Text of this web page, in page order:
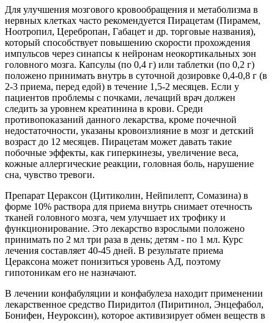
Для улучшения мозгового кровообращения и метаболизма в
нервных клетках часто рекомендуется Пирацетам (Пирамем,
Ноотропил, Церебропан, Габацет и др. торговые названия),
который способствует повышению скорости прохождения
импульсов через синапсы к нейронам неокортикальных зон
головного мозга. Капсулы (по 0,4 г) или таблетки (по 0,2 г)
положено принимать внутрь в суточной дозировке 0,4-0,8 г (в
2-3 приема, перед едой) в течение 1,5-2 месяцев. Если у
пациентов проблемы с почками, лечащий врач должен
следить за уровнем креатинина в крови. Среди
противопоказаний данного лекарства, кроме почечной
недостаточности, указаны кровоизлияние в мозг и детский
возраст до 12 месяцев. Пирацетам может давать такие
побочные эффекты, как гиперкинезы, увеличение веса,
кожные аллергические реакции, головная боль, нарушение
сна, чувство тревоги.
Препарат Цераксон (Цитиколин, Нейпилепт, Сомазина) в
форме 10% раствора для приема внутрь снимает отечность
тканей головного мозга, чем улучшает их трофику и
функционирование. Это лекарство взрослыми положено
принимать по 2 мл три раза в день; детям - по 1 мл. Курс
лечения составляет 40-45 дней. В результате приема
Цераксона может понизиться уровень АД, поэтому
гипотоникам его не назначают.
В лечении конфабуляции и конфабулеза находит применении
лекарственное средство Пиридитол (Пиритинол, Энцефабол,
Бонифен, Неуроксин), которое активизирует обмен веществ в